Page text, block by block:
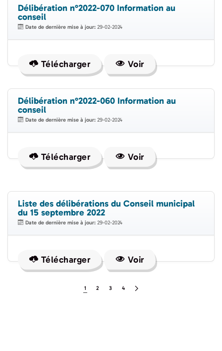
Délibération n°2022-070 Information au
conseil
Date de dernière mise à jour: 29-02-2024
Télécharger Voir
Délibération n°2022-060 Information au
conseil
Date de dernière mise à jour: 29-02-2024
Télécharger Voir
Liste des délibérations du Conseil municipal
du 15 septembre 2022
Date de dernière mise à jour: 29-02-2024
Télécharger Voir
1 2 3 4